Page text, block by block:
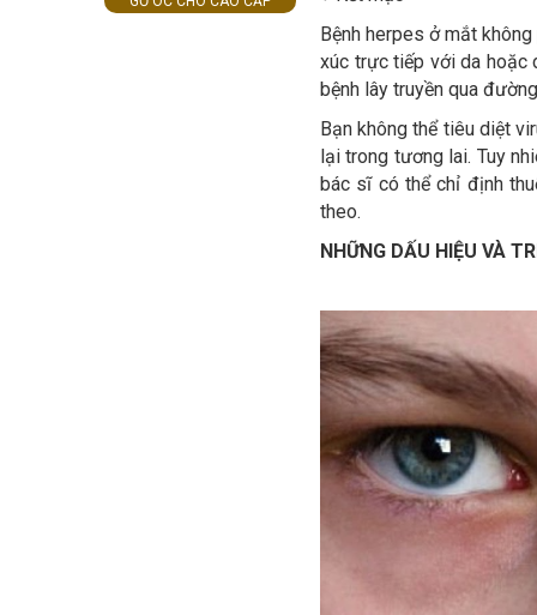
Bệnh herpes ở mắt
xúc trực tiếp với da hoặc
bệnh lây truyền qua
Bạn không thể tiêu diệt
lại trong tương lai. Tuy
bác sĩ có thể chỉ định
theo.
NHỮNG DẤU HIỆU VÀ
như sốt, đau nhức